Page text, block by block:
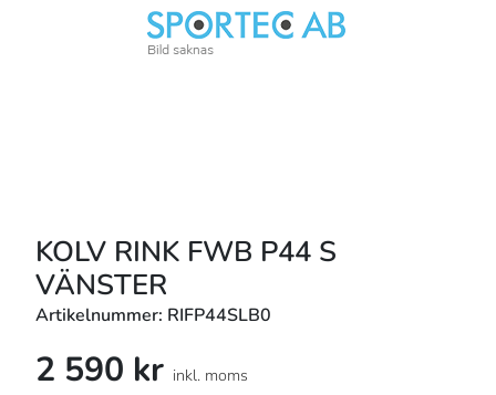
KOLV RINK FWB P44 S
VÄNSTER
Artikelnummer: RIFP44SLB0
2 590 kr inkl. moms